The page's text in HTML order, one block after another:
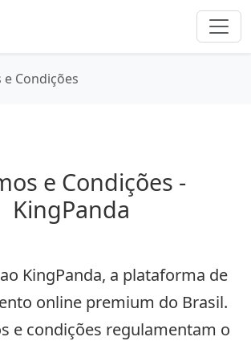
e Condições
e Condições -
KingPanda
KingPanda, a plataforma de
online premium do Brasil.
e condições regulamentam o